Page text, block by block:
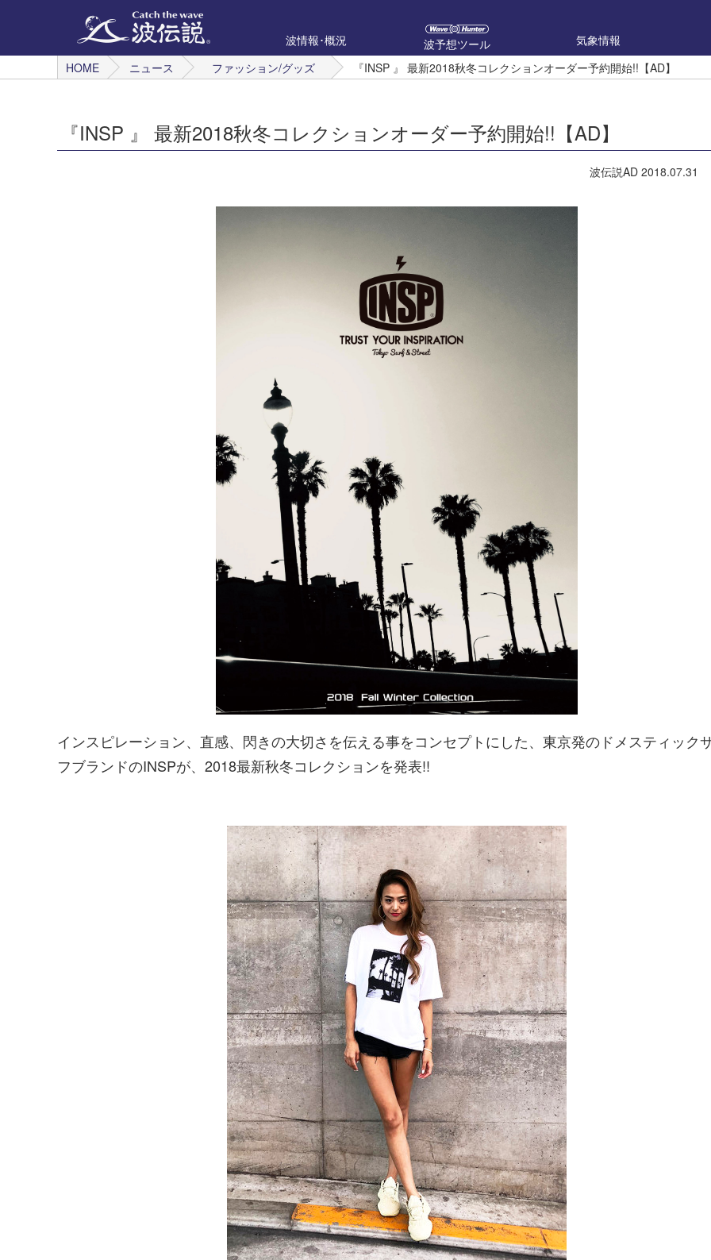
波情報･概況 波予想ツール
気象情報
HOME
ニュース ファッション/グッズ 『INSP 』 最新2018秋冬コレクションオーダー予約開始!!【AD】
『INSP 』 最新2018秋冬コレクションオーダー予約開始!!【AD】
波伝説AD 2018.07.31
インスピレーション、直感、閃きの大切さを伝える事をコンセプトにした、東京発のドメスティック
フブランドのINSPが、2018最新秋冬コレクションを発表!!